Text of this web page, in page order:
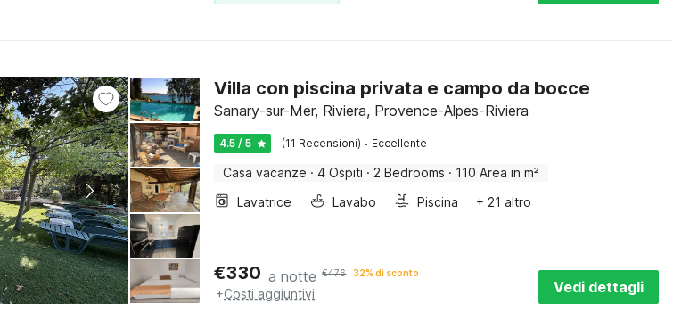
Villa con piscina privata e campo da bocce
Sanary-sur-Mer, Riviera, Provence-Alpes-Riviera
4.5 / 5 (11 Recensioni) · Eccellente
Casa vacanze · 4 Ospiti · 2 Bedrooms · 110 Area in m²
Lavatrice
Lavabo Piscina + 21 altro
€330 a notte €476 32% di sconto
+Costi aggiuntivi Vedi dettagli